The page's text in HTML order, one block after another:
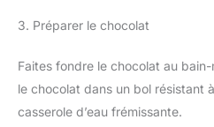
3. Préparer le chocolat
Faites fondre le chocolat au
le chocolat dans un bol résistant
casserole d’eau frémissante.